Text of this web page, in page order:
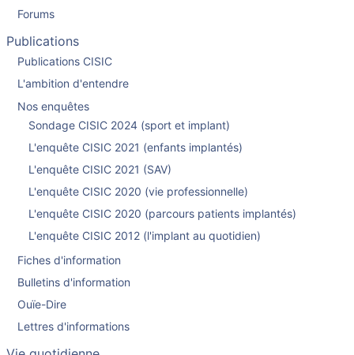
Forums
Publications
Publications CISIC
L'ambition d'entendre
Nos enquêtes
Sondage CISIC 2024 (sport et implant)
L'enquête CISIC 2021 (enfants implantés)
L'enquête CISIC 2021 (SAV)
L'enquête CISIC 2020 (vie professionnelle)
L'enquête CISIC 2020 (parcours patients implantés)
L'enquête CISIC 2012 (l'implant au quotidien)
Fiches d'information
Bulletins d'information
Ouïe-Dire
Lettres d'informations